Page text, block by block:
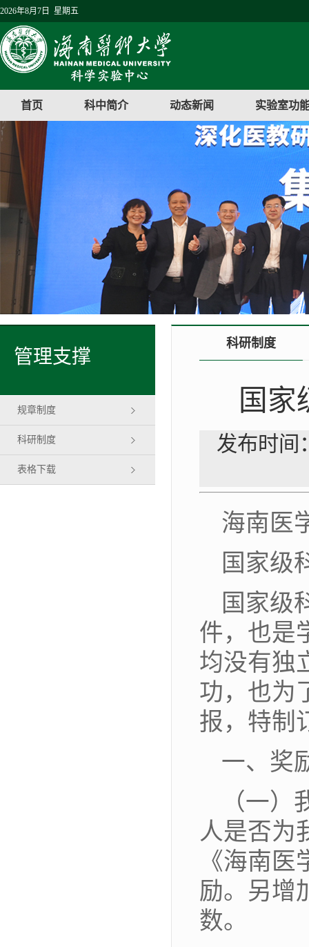
2026年8月7日 星期五
首页 科中简介 动态新闻 实验室功
管理支撑
规章制度
科研制度
表格下载
科研制度
国
发布时
海南医
国家级
国家级
件，也是
均没有独
功，也为
报，特制
一、奖
（一
人是否为
《海南
励。另增
数。